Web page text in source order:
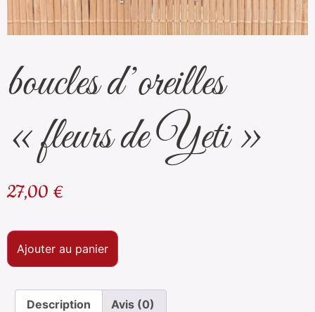
boucles d’oreilles
« fleurs de Yeti »
27,00 €
Ajouter au panier
Description Avis (0)